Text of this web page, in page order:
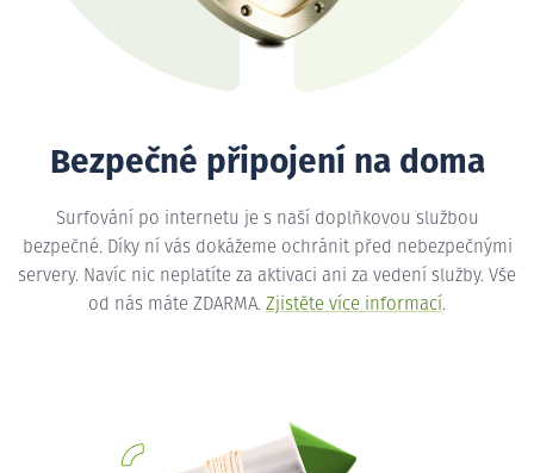
Bezpečné připojení na doma
Surfování po internetu je s naší doplňkovou službou
bezpečné. Díky ní vás dokážeme ochránit před nebezpečnými
servery. Navíc nic neplatíte za aktivaci ani za vedení služby. Vše
od nás máte ZDARMA. Zjistěte více informací.